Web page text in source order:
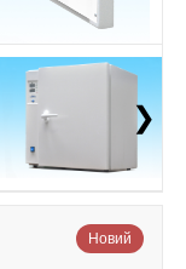
❯
Новий